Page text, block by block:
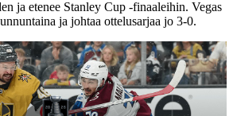
ja etenee Stanley Cup -finaaleihin. Vegas
ja johtaa ottelusarjaa jo 3-0.